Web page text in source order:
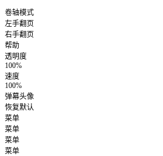
卷轴模式
左手翻页
右手翻页
帮助
透明度
100%
速度
100%
弹幕头像
恢复默认
菜单
菜单
菜单
菜单